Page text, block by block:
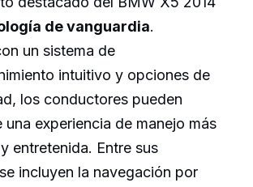
de vanguardia.
un sistema de
intuitivo y opciones de
los conductores pueden
una experiencia de manejo más
entretenida. Entre sus
incluyen la navegación por